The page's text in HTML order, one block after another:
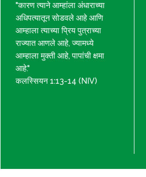
"कारण त्याने आम्हांला अंधाराच्या
अधिपत्यातून सोडवले आहे आणि
आम्हाला त्याच्या प्रिय पुत्राच्या
राज्यात आणले आहे, ज्यामध्ये
आम्हाला मुक्ती आहे, पापांची क्षमा
आहे."
कलस्सियन 1:13-14 (NIV)